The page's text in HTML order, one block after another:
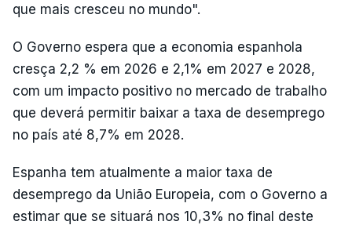
que mais cresceu no mundo".
O Governo espera que a economia espanhola
cresça 2,2 % em 2026 e 2,1% em 2027 e 2028,
com um impacto positivo no mercado de trabalho
que deverá permitir baixar a taxa de desemprego
no país até 8,7% em 2028.
Espanha tem atualmente a maior taxa de
desemprego da União Europeia, com o Governo a
estimar que se situará nos 10,3% no final deste